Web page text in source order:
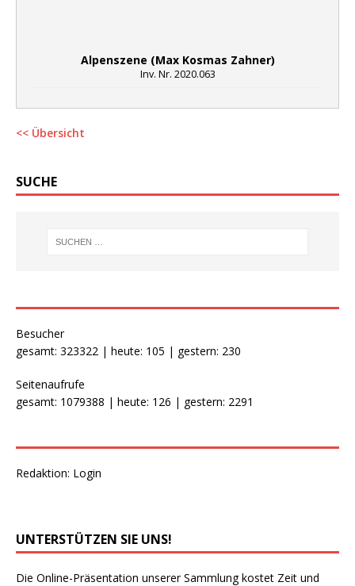
Alpenszene (Max Kosmas Zahner)
Inv. Nr. 2020.063
<< Übersicht
SUCHE
Besucher
gesamt: 323322 | heute: 105 | gestern: 230
Seitenaufrufe
gesamt: 1079388 | heute: 126 | gestern: 2291
Redaktion: Login
UNTERSTÜTZEN SIE UNS!
Die Online-Präsentation unserer Sammlung kostet Zeit und